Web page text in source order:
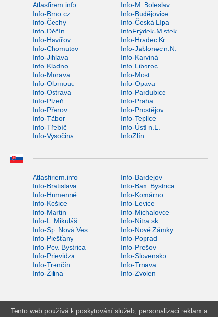
Atlasfirem.info
Info-M. Boleslav
Info-Brno.cz
Info-Budějovice
Info-Čechy
Info-Česká Lípa
Info-Děčín
InfoFrýdek-Místek
Info-Havířov
Info-Hradec Kr.
Info-Chomutov
Info-Jablonec n.N.
Info-Jihlava
Info-Karviná
Info-Kladno
Info-Liberec
Info-Morava
Info-Most
Info-Olomouc
Info-Opava
Info-Ostrava
Info-Pardubice
Info-Plzeň
Info-Praha
Info-Přerov
Info-Prostějov
Info-Tábor
Info-Teplice
Info-Třebíč
Info-Ústí n.L.
Info-Vysočina
InfoZlín
Atlasfiriem.info
Info-Bardejov
Info-Bratislava
Info-Ban. Bystrica
Info-Humenné
Info-Komárno
Info-Košice
Info-Levice
Info-Martin
Info-Michalovce
Info-L. Mikuláš
Info-Nitra.sk
Info-Sp. Nová Ves
Info-Nové Zámky
Info-Piešťany
Info-Poprad
Info-Pov. Bystrica
Info-Prešov
Info-Prievidza
Info-Slovensko
Info-Trenčín
Info-Trnava
Info-Žilina
Info-Zvolen
Tento web používá k poskytování služeb, personalizaci reklam a